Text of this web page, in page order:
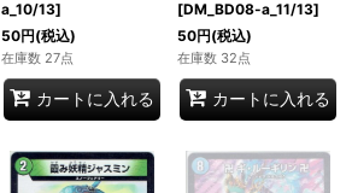
a_10/13]
50円(税込)
在庫数 27点
カートに入れる
[DM_BD08-a_11/13]
50円(税込)
在庫数 32点
カートに入れる